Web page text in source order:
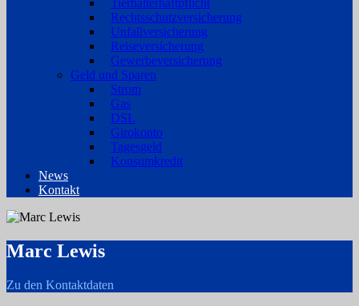
Tierhalterhaftpflicht
Rechtsschutzversicherung
Unfallversicherung
Reiseversicherung
Gewerbeversicherung
Geld und Sparen
Strom
Gas
DSL
Girokonto
Tagesgeld
Konsumkredit
News
Kontakt
Marc Lewis
Zu den Kontaktdaten